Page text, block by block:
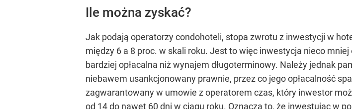
Ile można zyskać?
Jak podają operatorzy condohoteli, stopa zwrotu z inwestycji w
między 6 a 8 proc. w skali roku. Jest to więc inwestycja nieco
bardziej opłacalna niż wynajem długoterminowy. Należy jednak
niebawem usankcjonowany prawnie, przez co jego opłacalność
zagwarantowany w umowie z operatorem czas, który inwestor
od 14 do nawet 60 dni w ciągu roku. Oznacza to, że inwestując w